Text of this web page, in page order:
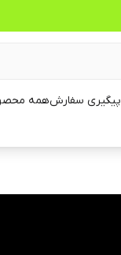
پیگیری سفارشهمه